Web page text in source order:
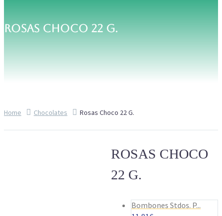
ROSAS CHOCO 22 G.
Home Chocolates Rosas Choco 22 G.
ROSAS CHOCO
22 G.
Bombones Stdos. P...